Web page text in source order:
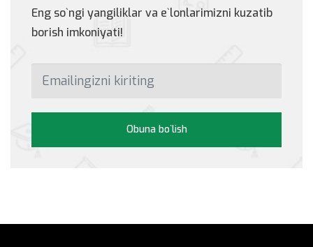
Eng so`ngi yangiliklar va e`lonlarimizni kuzatib
borish imkoniyati!
Obuna bo`lish